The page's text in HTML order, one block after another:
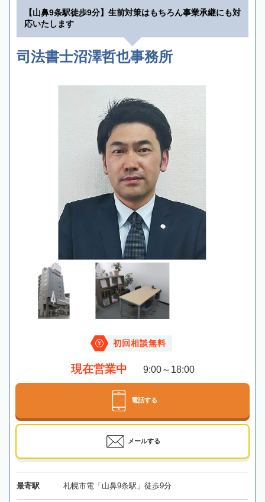
【山鼻9条駅徒歩9分】生前対策はもちろん事業承継にも対
応いたします
司法書士沼澤哲也事務所
初回相談無料
現在営業中 9:00～18:00
電話する
メールする
最寄駅 札幌市電「山鼻9条駅」徒歩9分